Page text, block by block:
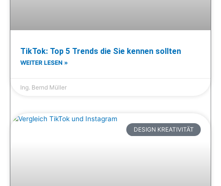
TikTok: Top 5 Trends die Sie kennen sollten
WEITER LESEN »
Ing. Bernd Müller
DESIGN KREATIVITÄT